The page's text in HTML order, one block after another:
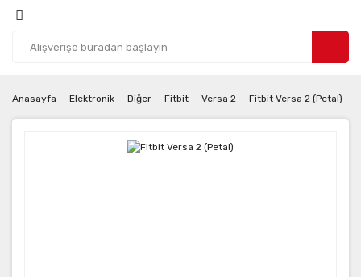
Anasayfa Elektronik Diğer Fitbit Versa 2 Fitbit Versa 2 (Petal)